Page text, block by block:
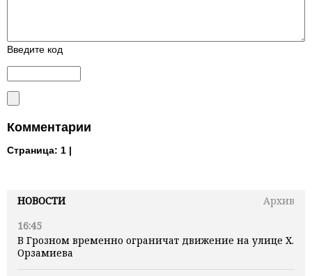
НОВОСТИ
Архив
16:45
В Грозном временно ограничат движение на улице Х.
Орзамиева
Введите код
Комментарии
Страница: 1 |